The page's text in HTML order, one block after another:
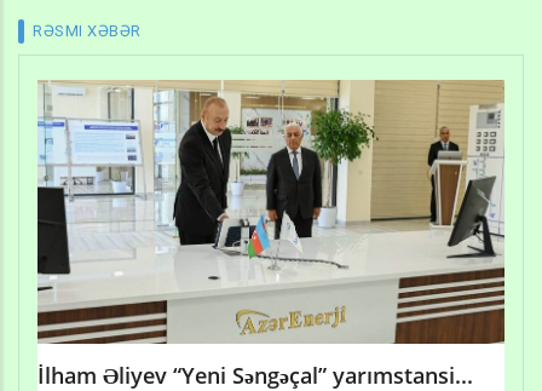
RƏSMI XƏBƏR
İlham Əliyev “Yeni Səngəçal” yarımstansi...